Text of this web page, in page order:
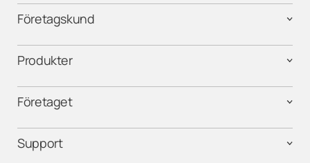
Företagskund
Produkter
Företaget
Support